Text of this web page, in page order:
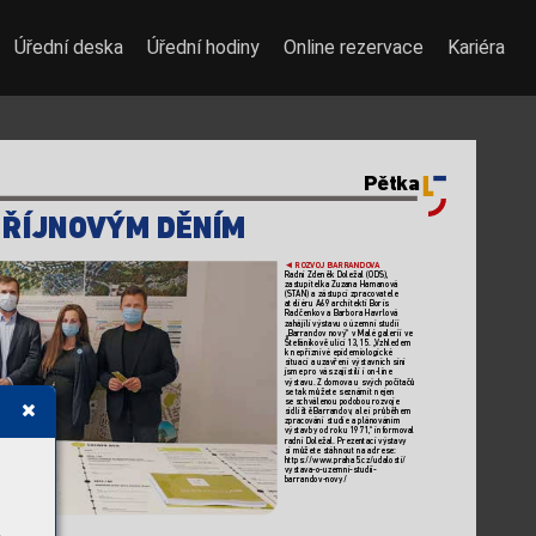
Pětka
VÝM DĚNÍM
 ROZVOJ BARRANDOVA
Radní Zdeněk Doležal (ODS),
zastupitelka Zuzana Hamanová
(STAN) azástupci zpracovatele
ateliéru A69 architekti Boris
Radčenkov aBarbora Havrlová
zahájili výstavu oúzemní studii
„Barrandov nový“ vMalé galerii ve
Štefánikově ulici 13,15. „Vzhledem
knepříznivé epidemiologické
situaci auzavření výstavních síní
jsme pro vás zajistili ion-line
výstavu. Zdomova usvých počítačů
se tak můžete seznámit nejen
se schválenou podobou rozvoje
sídliště Barrandov, ale iprůběhem
zpracování studie aplánováním
výstavby od roku 1971,“ informoval
radní Doležal. Prezentaci výstavy
si můžete stáhnout na adrese:
https://www.praha5.cz/udalosti/
vystava-o-uzemni-studii-
barrandov-novy/
Úřední deska Úřední hodiny Online rezervace Kariéra